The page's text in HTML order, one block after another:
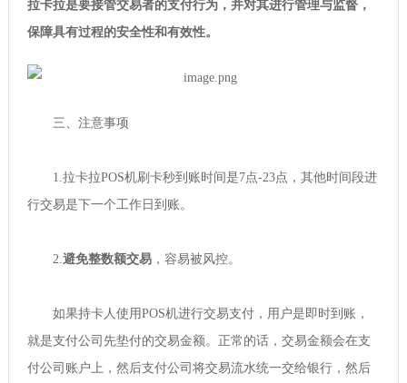
拉卡拉是要接管交易者的支付行为，并对其进行管理与监督，
保障具有过程的安全性和有效性。
三、注意事项
1.拉卡拉POS机刷卡秒到账时间是7点-23点，其他时间段进
行交易是下一个工作日到账。
2.避免整数额交易，容易被风控。
如果持卡人使用POS机进行交易支付，用户是即时到账，
就是支付公司先垫付的交易金额。正常的话，交易金额会在支
付公司账户上，然后支付公司将交易流水统一交给银行，然后